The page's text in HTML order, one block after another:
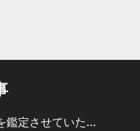
鑑定させていた...